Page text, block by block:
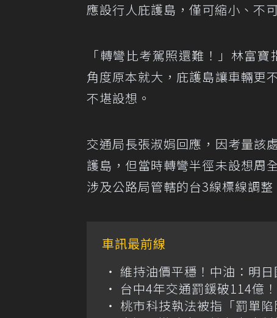
應設行人庇護島，僅可縮小、不
「轉彎比考駕照還難！」林富
角度原本就大，庇護島讓車輛更
不堪設想。
交通局長張淑娟回應，因考量該
護島，但當時轉彎半徑未設想周
涉及公路局管轄的台3線標線調
車訊最前線
維持油價平穩！中油：明
台中4年交通罰鍰破114億
桃市科技執法被指「罰單